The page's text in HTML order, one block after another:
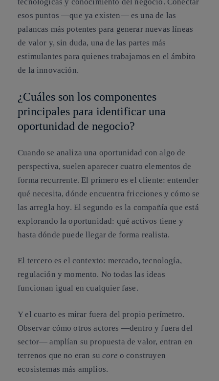
esos puntos —que ya existen— es una de las
palancas más potentes para generar nuevas líneas
de valor y, sin duda, una de las partes más
estimulantes para quienes trabajamos en el ámbito
de la innovación.
¿Cuáles son los componentes
principales para identificar una
oportunidad de negocio?
Cuando se analiza una oportunidad con algo de
perspectiva, suelen aparecer cuatro elementos de
forma recurrente. El primero es el cliente: entender
qué necesita, dónde encuentra fricciones y cómo se
las arregla hoy. El segundo es la compañía que está
explorando la oportunidad: qué activos tiene y
hasta dónde puede llegar de forma realista.
El tercero es el contexto: mercado, tecnología,
regulación y momento. No todas las ideas
funcionan igual en cualquier fase.
Y el cuarto es mirar fuera del propio perímetro.
Observar cómo otros actores —dentro y fuera del
sector— amplían su propuesta de valor, entran en
terrenos que no eran sucore o construyen
ecosistemas más amplios.